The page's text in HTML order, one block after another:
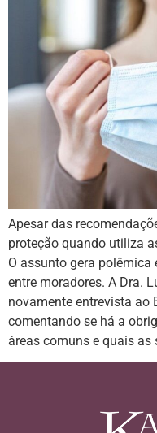
Apesar das
proteção quando utiliza
O assunto gera polêmica
entre moradores. A Dra.
novamente entrevista ao
comentando se há a
áreas comuns e quais as